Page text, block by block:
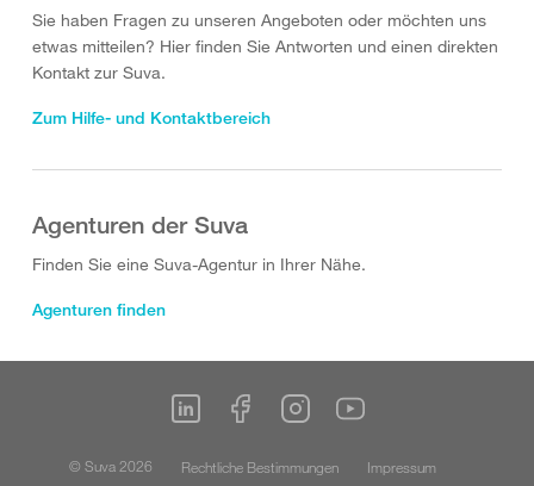
Sie haben Fragen zu unseren Angeboten oder möchten uns
etwas mitteilen? Hier finden Sie Antworten und einen direkten
Kontakt zur Suva.
Zum Hilfe- und Kontaktbereich
Agenturen der Suva
Finden Sie eine Suva-Agentur in Ihrer Nähe.
Agenturen finden
© Suva 2026 Rechtliche Bestimmungen Impressum